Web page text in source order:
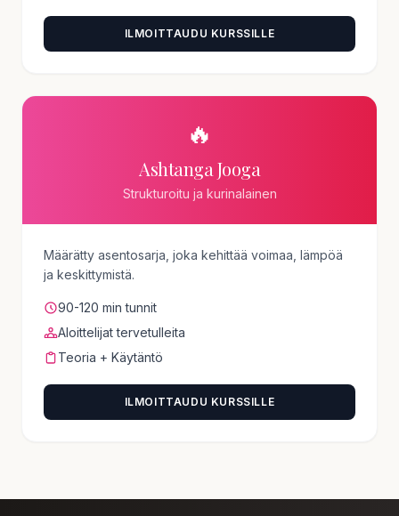
ILMOITTAUDU KURSSILLE
🔥
Ashtanga Jooga
Strukturoitu ja kurinalainen
Määrätty asentosarja, joka kehittää voimaa, lämpöä
ja keskittymistä.
90-120 min tunnit
Aloittelijat tervetulleita
Teoria + Käytäntö
ILMOITTAUDU KURSSILLE